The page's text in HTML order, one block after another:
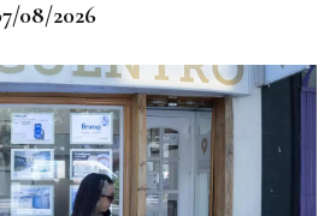
08/2026